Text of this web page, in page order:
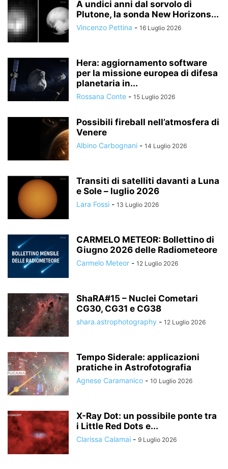
A undici anni dal sorvolo di
Plutone, la sonda New Horizons...
Vincenzo Pettina - 16 Luglio 2026
Hera: aggiornamento software
per la missione europea di difesa
planetaria in...
Rossana Conte - 15 Luglio 2026
Possibili fireball nell’atmosfera di
Venere
Albino Carbognani - 14 Luglio 2026
Transiti di satelliti davanti a Luna
e Sole – luglio 2026
Lara Fossi - 13 Luglio 2026
CARMELO METEOR: Bollettino di
Giugno 2026 delle Radiometeore
Carmelo Meteor - 12 Luglio 2026
ShaRA#15 – Nuclei Cometari
CG30, CG31 e CG38
shara.astrophotography - 12 Luglio 2026
Tempo Siderale: applicazioni
pratiche in Astrofotografia
Agnese Caramanico - 10 Luglio 2026
X-Ray Dot: un possibile ponte tra
i Little Red Dots e...
Clarissa Calamai - 9 Luglio 2026